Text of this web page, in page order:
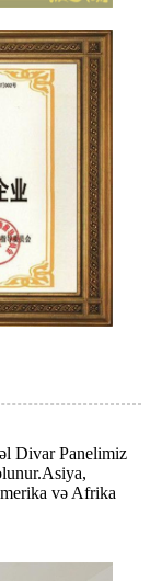
Divar Panelimiz
və Afrika